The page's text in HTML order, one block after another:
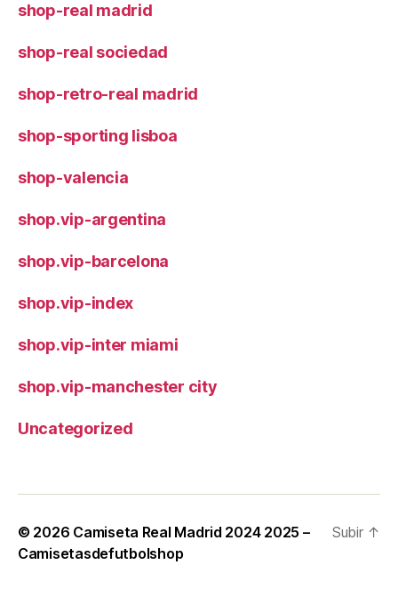
shop-real madrid
shop-real sociedad
shop-retro-real madrid
shop-sporting lisboa
shop-valencia
shop.vip-argentina
shop.vip-barcelona
shop.vip-index
shop.vip-inter miami
shop.vip-manchester city
Uncategorized
© 2026 Camiseta Real Madrid 2024 2025 –
Camisetasdefutbolshop
Subir ↑